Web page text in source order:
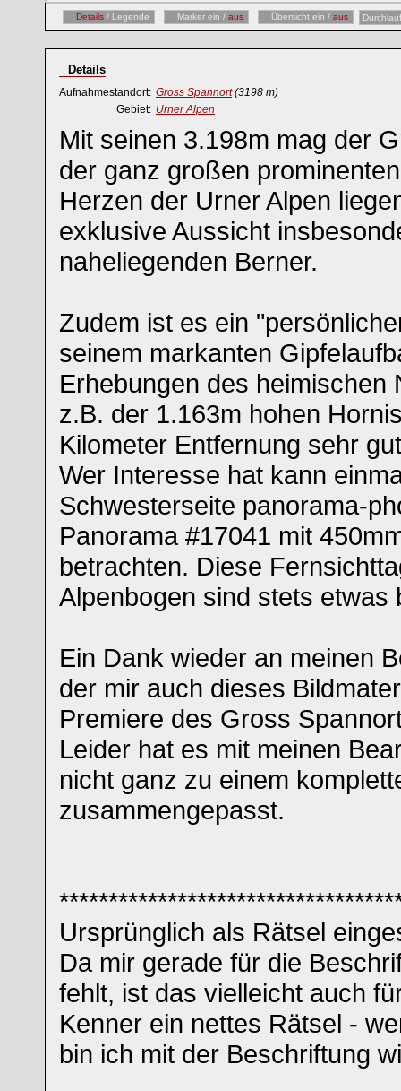
Details / Legende Marker ein / aus Übersicht ein / aus
Details
Aufnahmestandort: Gross Spannort (3198 m)
Gebiet: Urner Alpen
Mit seinen 3.198m mag der
der ganz großen
Herzen der Urner Alpen
exklusive Aussicht
naheliegenden Berner.
Zudem ist es ein
seinem markanten
Erhebungen des heimischen
z.B. der 1.163m hohen
Kilometer Entfernung sehr
Wer Interesse hat kann
Schwesterseite panorama-
Panorama #17041 mit
betrachten. Diese
Alpenbogen sind stets etwas
Ein Dank wieder an meinen
der mir auch dieses
Premiere des Gross
Leider hat es mit meinen
nicht ganz zu einem
zusammengepasst.
Ursprünglich als Rätsel
Da mir gerade für die
fehlt, ist das vielleicht auch
Kenner ein nettes Rätsel -
bin ich mit der Beschriftung